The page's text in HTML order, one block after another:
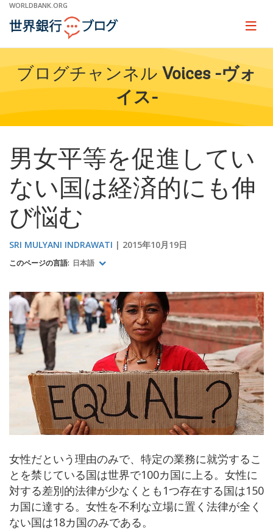
Skip
Main
Navigation
WORLDBANK.ORG
Page
ブログチャンネル Voices -ヴォ
イス-
男女平等を促進してい
ない国は経済的にも伸
び悩む
SRI MULYANI INDRAWATI 2015年10月19日
このページの言語: 日本語
女性だという理由のみで、特定の業務に就労するこ
とを禁じている国は世界で100カ国に上る。女性に
対する差別的法律が少なくとも1つ存在する国は150
カ国に達する。女性を不利な立場に置く法律が全く
ない国は18カ国のみである。